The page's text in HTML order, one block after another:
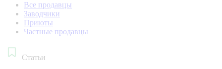
Все продавцы
Заводчики
Приюты
Частные продавцы
Статьи